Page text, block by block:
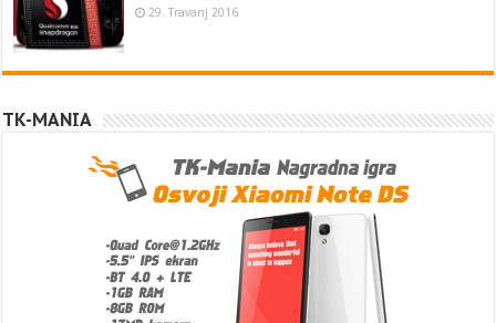
29. Travanj 2016
TK-MANIA